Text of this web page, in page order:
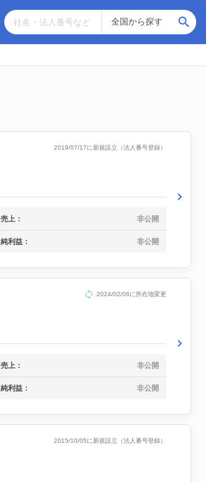
2019/07/17に新規設立（法人番号登録）
売上： 非公開
純利益： 非公開
2024/02/06に所在地変更
売上： 非公開
純利益： 非公開
2015/10/05に新規設立（法人番号登録）